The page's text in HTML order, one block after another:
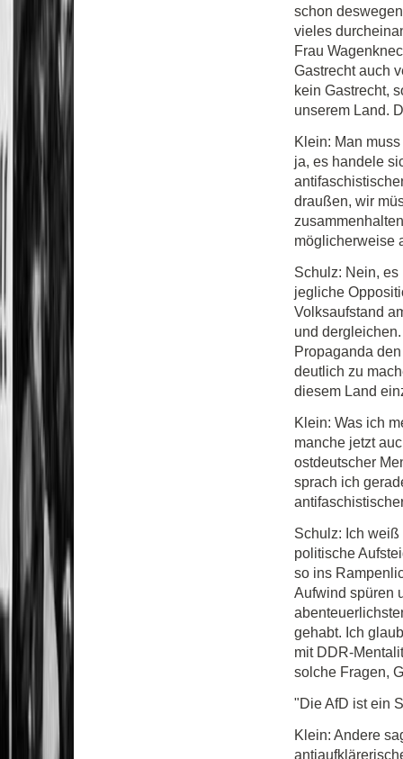
schon
vieles
Frau
Gastrecht auch
kein Gastrecht,
unserem Land.
Klein: Man
ja, es handele
draußen, wir
möglicherweise
Schulz: Nein,
jegliche
Volksaufstand
und
Propaganda
deutlich zu
diesem Land
Klein: Was ich
manche jetzt
ostdeutscher
sprach ich
Schulz: Ich
politische
so ins
Aufwind spüren
gehabt. Ich
mit DDR-
solche Fragen,
"Die AfD ist ein
Klein: Andere